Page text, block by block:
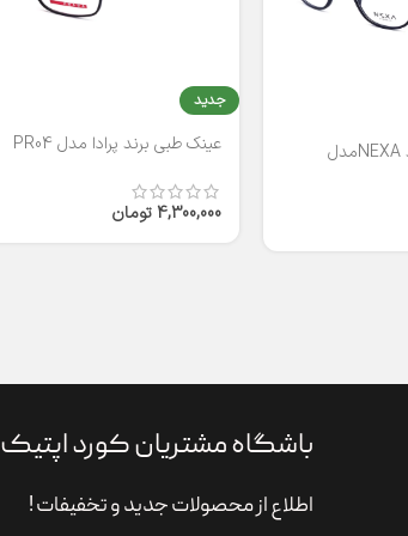
عینک چند کاوره برند NEXAمدل
جدید
عینک طبی برند پرادا مدل PR04
4,300,000 تومان
باشگاه مشتریان کورد اپتیک
اطلاع از محصولات جدید و تخفیفات !